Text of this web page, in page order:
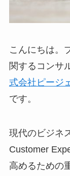
こんにちは。
関するコンサ
式会社ピージ
です。
現代のビジネ
Customer
高めるための